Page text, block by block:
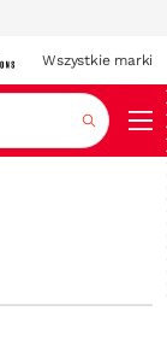
Wszystkie marki
Szukaj